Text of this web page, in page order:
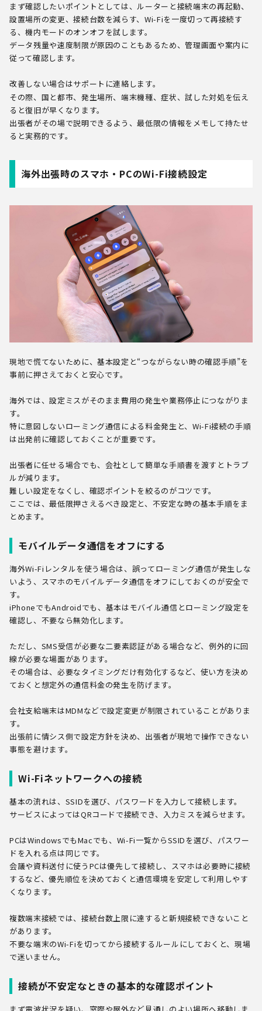
まず確認したいポイントとしては、ルーターと接続端末の再起動、
設置場所の変更、接続台数を減らす、Wi-Fiを一度切って再接続す
る、機内モードのオンオフを試します。
データ残量や速度制限が原因のこともあるため、管理画面や案内に
従って確認します。
改善しない場合はサポートに連絡します。
その際、国と都市、発生場所、端末機種、症状、試した対処を伝え
ると復旧が早くなります。
出張者がその場で説明できるよう、最低限の情報をメモして持たせ
ると実務的です。
海外出張時のスマホ・PCのWi-Fi接続設定
現地で慌てないために、基本設定と“つながらない時の確認手順”を
事前に押さえておくと安心です。
海外では、設定ミスがそのまま費用の発生や業務停止につながりま
す。
特に意図しないローミング通信による料金発生と、Wi-Fi接続の手順
は出発前に確認しておくことが重要です。
出張者に任せる場合でも、会社として簡単な手順書を渡すとトラブ
ルが減ります。
難しい設定をなくし、確認ポイントを絞るのがコツです。
ここでは、最低限押さえるべき設定と、不安定な時の基本手順をま
とめます。
モバイルデータ通信をオフにする
海外Wi-Fiレンタルを使う場合は、誤ってローミング通信が発生しな
いよう、スマホのモバイルデータ通信をオフにしておくのが安全で
す。
iPhoneでもAndroidでも、基本はモバイル通信とローミング設定を
確認し、不要なら無効化します。
ただし、SMS受信が必要な二要素認証がある場合など、例外的に回
線が必要な場面があります。
その場合は、必要なタイミングだけ有効化するなど、使い方を決め
ておくと想定外の通信料金の発生を防げます。
会社支給端末はMDMなどで設定変更が制限されていることがありま
す。
出張前に情シス側で設定方針を決め、出張者が現地で操作できない
事態を避けます。
Wi-Fiネットワークへの接続
基本の流れは、SSIDを選び、パスワードを入力して接続します。
サービスによってはQRコードで接続でき、入力ミスを減らせます。
PCはWindowsでもMacでも、Wi-Fi一覧からSSIDを選び、パスワー
ドを入れる点は同じです。
会議や資料送付に使うPCは優先して接続し、スマホは必要時に接続
するなど、優先順位を決めておくと通信環境を安定して利用しやす
くなります。
複数端末接続では、接続台数上限に達すると新規接続できないこと
があります。
不要な端末のWi-Fiを切ってから接続するルールにしておくと、現場
で迷いません。
接続が不安定なときの基本的な確認ポイント
まず電波状況を疑い、窓際や屋外など見通しのよい場所へ移動しま